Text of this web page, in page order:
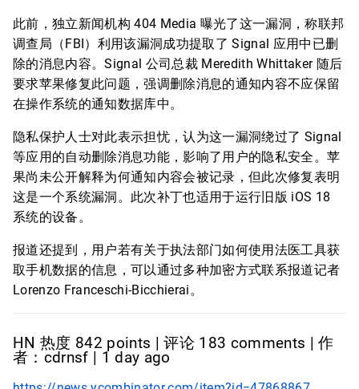
此前，独立新闻机构 404 Media 曝光了这一漏洞，称联邦
调查局（FBI）利用该漏洞成功提取了 Signal 应用中已删
除的消息内容。Signal 公司总裁 Meredith Whittaker 随后
要求苹果修复此问题，强调删除消息的通知内容不应保留
在操作系统的通知数据库中。
隐私保护人士对此表示担忧，认为这一漏洞绕过了 Signal
等应用的自动删除消息功能，影响了用户的隐私安全。苹
果尚未公开解释为何通知内容会被记录，但此次修复表明
这是一个系统漏洞。此次补丁也适用于运行旧版 iOS 18
系统的设备。
报道还提到，用户若有关于执法部门如何使用法医工具获
取手机数据的信息，可以通过多种加密方式联系报道记者
Lorenzo Franceschi-Bicchierai。
HN 热度 842 points | 评论 183 comments | 作
者：cdrnsf | 1 day ago